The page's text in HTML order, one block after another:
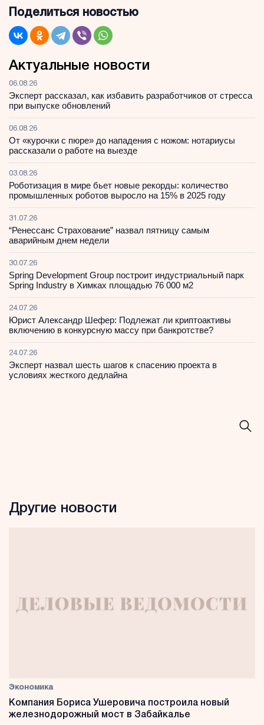
Поделиться новостью
Актуальные новости
06.08.26
Эксперт рассказал, как избавить разработчиков от стресса
при выпуске обновлений
06.08.26
От «курочки с пюре» до нападения с ножом: нотариусы
рассказали о работе на выезде
03.08.26
Роботизация в мире бьет новые рекорды: количество
промышленных роботов выросло на 15% в 2025 году
31.07.26
“Ренессанс Страхование” назвал пятницу самым
аварийным днем недели
30.07.26
Spring Development Group построит индустриальный парк
Spring Industry в Химках площадью 76 000 м2
24.07.26
Юрист Александр Шефер: Подлежат ли криптоактивы
включению в конкурсную массу при банкротстве?
24.07.26
Эксперт назвал шесть шагов к спасению проекта в
условиях жесткого дедлайна
Другие новости
Экономика
Компания Бориса Ушеровича построила новый
железнодорожный мост в Забайкалье